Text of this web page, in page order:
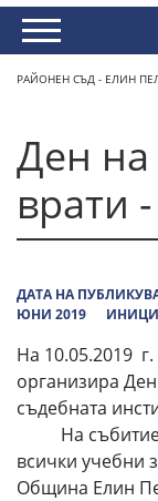
РАЙОНЕН СЪД - ЕЛИН
Ден на
врати
ДАТА НА
ЮНИ 2019
На 10.05.2019
организира
съдебната
На
всички учебни
Община Елин